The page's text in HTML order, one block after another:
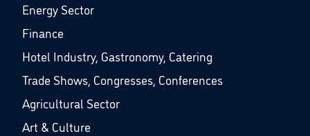
Energy Sector
Finance
Hotel Industry, Gastronomy, Catering
Trade Shows, Congresses, Conferences
Agricultural Sector
Art & Culture